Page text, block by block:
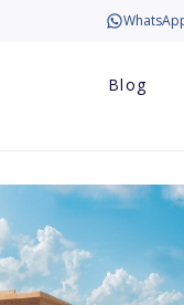
Blog